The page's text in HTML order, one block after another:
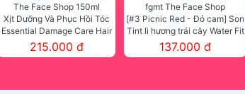
Xịt Dưỡng Và Phục Hồi Tóc
Essential Damage Care Hair
Mist The Face Shop 150ml
215.000 đ
[#3 Picnic Red - Đỏ cam] Son
Tint lì hương trái cây Water Fit
Tint fgmt The Face Shop
137.000 đ